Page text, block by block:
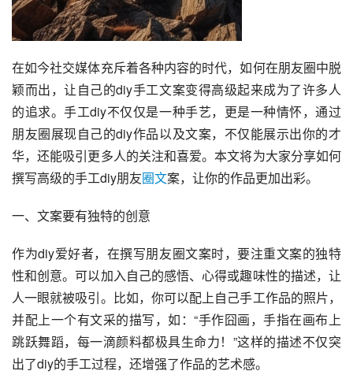
在如今社交媒体充斥着各种内容的时代，如何在朋友圈中脱
颖而出，让自己的diy手工文案变得高级起来成为了许多人
的追求。手工diy不仅仅是一种手艺，更是一种情怀，通过
朋友圈展现自己的diy作品以及文案，不仅能展示出你的才
华，还能吸引更多人的关注和喜爱。本文将为大家分享如何
撰写高级的手工diy朋友圈文案，让你的作品更加出彩。
一、文案要有独特的创意
作为diy爱好者，在撰写朋友圈文案时，要注重文案的独特
性和创意。可以加入自己的感悟、心得或趣味性的描述，让
人一眼就被吸引。比如，你可以配上自己手工作品的照片，
并配上一个有文采的描写，如：“手作囧画，手指在画布上
跳跃舞蹈，每一滴颜料都极具生命力！”这样的描述不仅突
出了diy的手工过程，还增强了作品的艺术感。